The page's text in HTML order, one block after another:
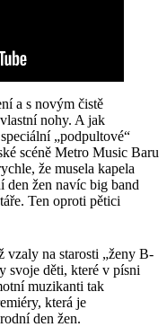
a s novým čistě
nohy. A jak
„podpultové“
scéně Metro Music Baru
že musela kapela
den žen navíc big band
Ten oproti pětici
vzaly na starosti „ženy B-
svoje děti, které v písni
muzikanti tak
která je
den žen.